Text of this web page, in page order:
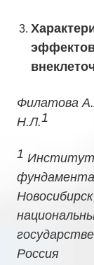
Филатова
Н.Л.1
1 Институт
Россия